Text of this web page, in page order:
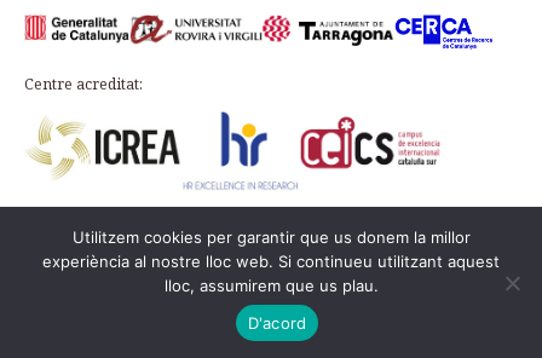
Centre acreditat:
Plaça d’en Rovellat, s/n, 43003 Tarragona
Telèfon: 977 24 91 33 · info@icac.cat
Avís legal·Política de cookies
PADICAT
Utilitzem cookies per garantir que us donem la millor
experiència al nostre lloc web. Si continueu utilitzant aquest
lloc, assumirem que us plau.
D'acord